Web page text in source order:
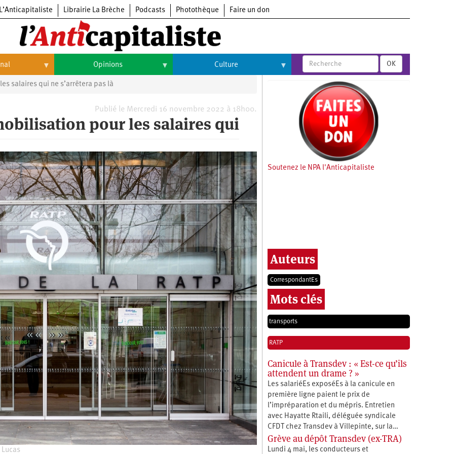
L’Anticapitaliste Librairie La Brèche Podcasts Photothèque Faire un don
Opinions
Opinions
Culture
Arts
Cinéma
Expositions
Livres
Musique
OK
salaires qui ne s’arrêtera pas là
Publié le Mercredi 16 novembre 2022 à 18h00.
pour les salaires qui
Soutenez le NPA l'Anticapitaliste
Auteurs
CorrespondantEs
Mots clés
transports
RATP
Canicule à Transdev : « Est-ce qu’ils
attendent un drame ? »
Les salariéEs exposéEs à la canicule en
première ligne paient le prix de
l’impréparation et du mépris. Entretien
avec Hayatte Rtaili, déléguée syndicale
CFDT chez Transdev à Villepinte, sur la…
Grève au dépôt Transdev (ex-TRA)
Lundi 4 mai, les conducteurs et